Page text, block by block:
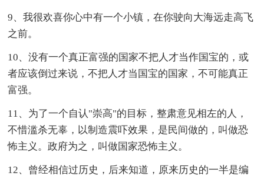
9、我很欢喜你心中有一个小镇，在你驶向大海远走高飞
之前。
10、没有一个真正富强的国家不把人才当作国宝的，或
者应该倒过来说，不把人才当国宝的国家，不可能真正
富强。
11、为了一个自认"崇高"的目标，整肃意见相左的人，
不惜滥杀无辜，以制造震吓效果，是民间做的，叫做恐
怖主义。政府为之，叫做国家恐怖主义。
12、曾经相信过历史，后来知道，原来历史的一半是编